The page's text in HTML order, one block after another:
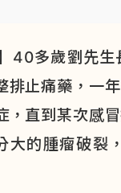
40多歲劉先
排止痛藥，一
，直到某次感
大的腫瘤破裂